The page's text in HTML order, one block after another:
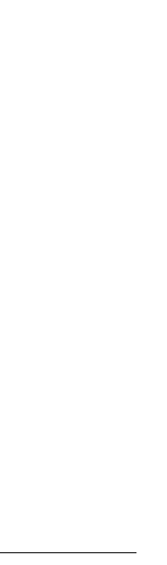
Millenia Materiale:
Giovanna